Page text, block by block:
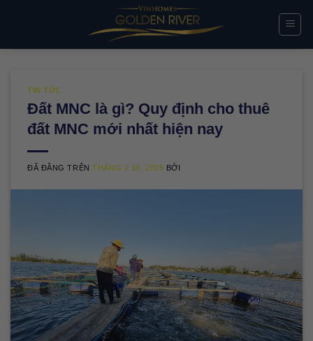
TIN TỨC
Đất MNC là gì? Quy định cho thuê
đất MNC mới nhất hiện nay
ĐÃ ĐĂNG TRÊNTHÁNG 2 18, 2025 BỞI